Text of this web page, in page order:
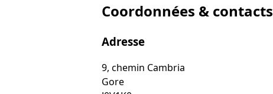
Coordonnées & contacts
Adresse
9, chemin Cambria
Gore